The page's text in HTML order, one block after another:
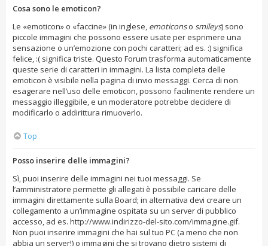
Cosa sono le emoticon?
Le «emoticon» o «faccine» (in inglese, emoticonso smileys) sono
piccole immagini che possono essere usate per esprimere una
sensazione o un’emozione con pochi caratteri; ad es. :) significa
felice, :( significa triste. Questo Forum trasforma automaticamente
queste serie di caratteri in immagini. La lista completa delle
emoticon è visibile nella pagina di invio messaggi. Cerca di non
esagerare nell’uso delle emoticon, possono facilmente rendere un
messaggio illeggibile, e un moderatore potrebbe decidere di
modificarlo o addirittura rimuoverlo.
Top
Posso inserire delle immagini?
Sì, puoi inserire delle immagini nei tuoi messaggi. Se
l’amministratore permette gli allegati è possibile caricare delle
immagini direttamente sulla Board; in alternativa devi creare un
collegamento a un’immagine ospitata su un server di pubblico
accesso, ad es. http://www.indirizzo-del-sito.com/immagine.gif.
Non puoi inserire immagini che hai sul tuo PC (a meno che non
abbia un server!) o immagini che si trovano dietro sistemi di